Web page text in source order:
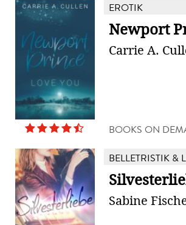
EROTIK
Newport
Carrie A.
BOOKS ON
BELLETRISTIK &
Sabine